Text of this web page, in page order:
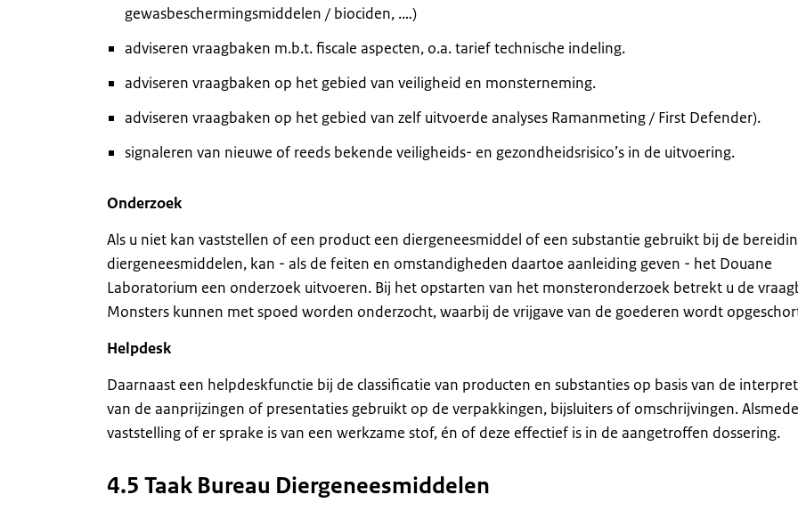
gewasbeschermingsmiddelen / biociden, .…)
adviseren vraagbaken m.b.t. fiscale aspecten, o.a. tarief technische indeling.
adviseren vraagbaken op het gebied van veiligheid en monsterneming.
adviseren vraagbaken op het gebied van zelf uitvoerde analyses Ramanmeting / First Defender).
signaleren van nieuwe of reeds bekende veiligheids- en gezondheidsrisico’s in de uitvoering.
Onderzoek
Als u niet kan vaststellen of een product een diergeneesmiddel of een substantie gebruikt bij de
diergeneesmiddelen, kan - als de feiten en omstandigheden daartoe aanleiding geven - het Douane
Laboratorium een onderzoek uitvoeren. Bij het opstarten van het monsteronderzoek betrekt u de
Monsters kunnen met spoed worden onderzocht, waarbij de vrijgave van de goederen wordt
Helpdesk
Daarnaast een helpdeskfunctie bij de classificatie van producten en substanties op basis van de
van de aanprijzingen of presentaties gebruikt op de verpakkingen, bijsluiters of omschrijvingen.
vaststelling of er sprake is van een werkzame stof, én of deze effectief is in de aangetroffen dossering.
4.5 Taak Bureau Diergeneesmiddelen